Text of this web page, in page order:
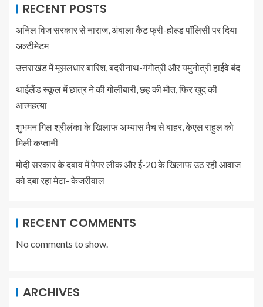
RECENT POSTS
अनिल विज सरकार से नाराज, अंबाला कैंट फ्री-होल्ड पॉलिसी पर दिया
अल्टीमेटम
उत्तराखंड में मूसलधार बारिश, बदरीनाथ-गंगोत्री और यमुनोत्री हाईवे बंद
थाईलैंड स्कूल में छात्र ने की गोलीबारी, छह की मौत, फिर खुद की
आत्महत्या
शुभमन गिल श्रीलंका के खिलाफ अभ्यास मैच से बाहर, केएल राहुल को
मिली कप्तानी
मोदी सरकार के दबाव में पेपर लीक और ई-20 के खिलाफ उठ रही आवाज
को दबा रहा मेटा- केजरीवाल
RECENT COMMENTS
No comments to show.
ARCHIVES